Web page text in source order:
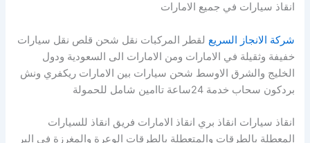
انقاذ سيارات في جميع الامارات
شركة الانجاز السريع لقطر المركبات نقل شحن قلص نقل سيارات
خفيفة وثقيلة في الامارات ومن الامارات الى السعودية ودول
الخليج والشرق الاوسط شحن سيارات بين الامارات ريكفري ونش
بردكون سحاب خدمة 24ساعة تاامين شامل للحمولة
انقاذ سيارات انقاذ بري انقاذ الامارات فريق انقاذ للسيارات
المعطلة بالطرقات والمتعطلة بالطرقات الوعرة والمغرزة في البر